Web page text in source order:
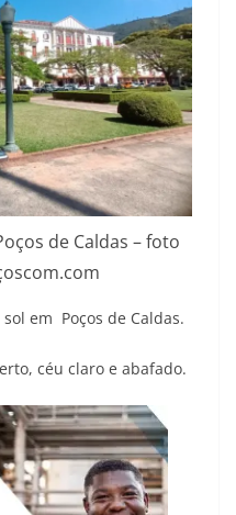
de Caldas – foto
em Poços de Caldas.
céu claro e abafado.